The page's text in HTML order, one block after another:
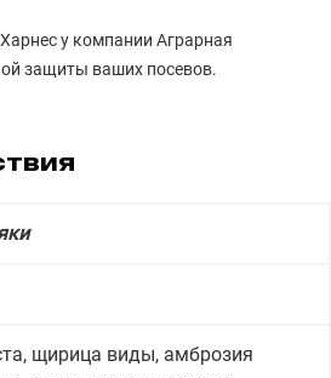
у компании Аграрная
защиты ваших посевов.
щирица виды, амброзия